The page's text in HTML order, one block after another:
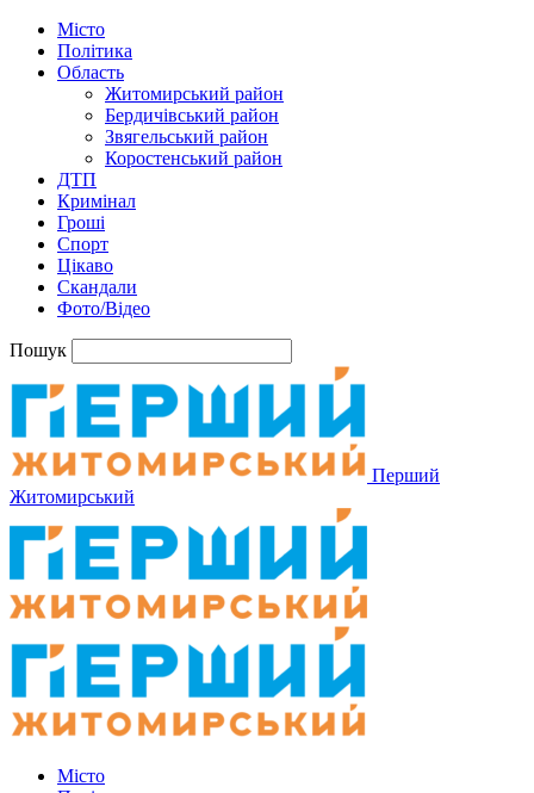
Місто
Політика
Область
Житомирський район
Бердичівський район
Звягельський район
Коростенський район
ДТП
Кримінал
Гроші
Спорт
Цікаво
Скандали
Фото/Відео
Пошук
Перший
Житомирський
Місто